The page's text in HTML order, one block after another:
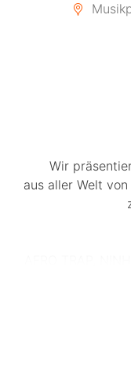
Wir
aus aller Welt